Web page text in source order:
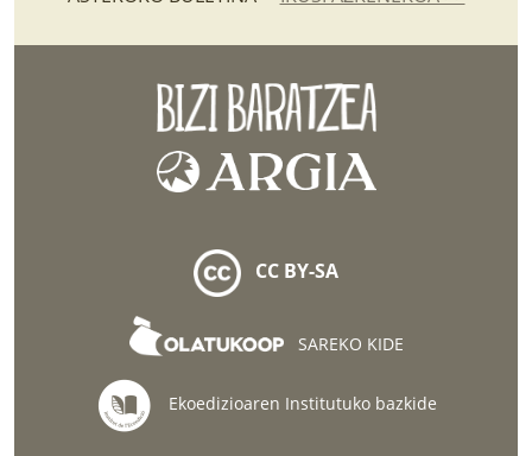
CC BY-SA
SAREKO KIDE
Ekoedizioaren Institutuko bazkide